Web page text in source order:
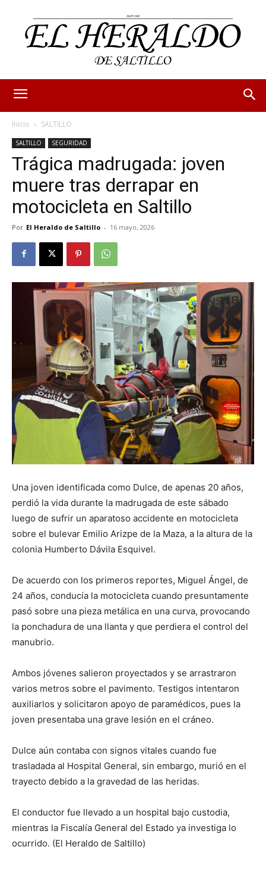
Inicio SALTILLO
SALTILLO SEGURIDAD
Trágica madrugada: joven
muere tras derrapar en
motocicleta en Saltillo
Por El Heraldo de Saltillo - 16 mayo, 2026
Una joven identificada como Dulce, de apenas 20 años,
perdió la vida durante la madrugada de este sábado
luego de sufrir un aparatoso accidente en motocicleta
sobre el bulevar Emilio Arizpe de la Maza, a la altura de la
colonia Humberto Dávila Esquivel.
De acuerdo con los primeros reportes, Miguel Ángel, de
24 años, conducía la motocicleta cuando presuntamente
pasó sobre una pieza metálica en una curva, provocando
la ponchadura de una llanta y que perdiera el control del
manubrio.
Ambos jóvenes salieron proyectados y se arrastraron
varios metros sobre el pavimento. Testigos intentaron
auxiliarlos y solicitaron apoyo de paramédicos, pues la
joven presentaba una grave lesión en el cráneo.
Dulce aún contaba con signos vitales cuando fue
trasladada al Hospital General, sin embargo, murió en el
trayecto debido a la gravedad de las heridas.
El conductor fue llevado a un hospital bajo custodia,
mientras la Fiscalía General del Estado ya investiga lo
ocurrido. (El Heraldo de Saltillo)